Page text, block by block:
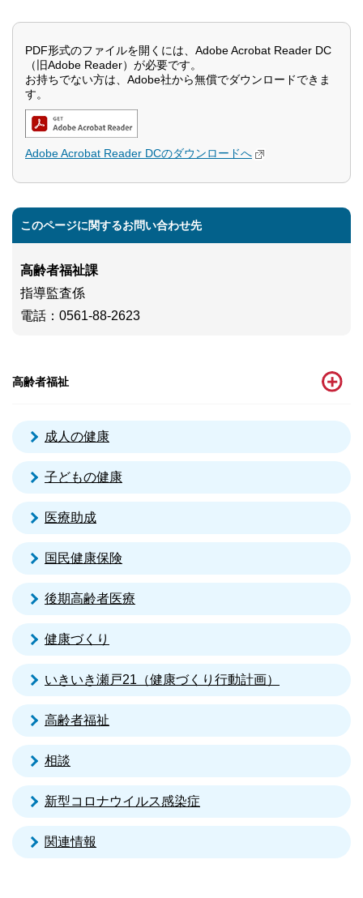
PDF形式のファイルを開くには、Adobe Acrobat Reader DC
（旧Adobe Reader）が必要です。
お持ちでない方は、Adobe社から無償でダウンロードできま
す。
Adobe Acrobat Reader DCのダウンロードへ
このページに関するお問い合わせ先
高齢者福祉課
指導監査係
電話 ：0561-88-2623
高齢者福祉
成人の健康
子どもの健康
医療助成
国民健康保険
後期高齢者医療
健康づくり
いきいき瀬戸21（健康づくり行動計画）
高齢者福祉
相談
新型コロナウイルス感染症
関連情報